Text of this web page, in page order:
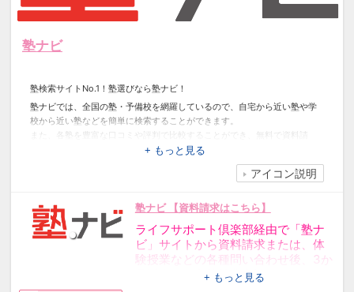
塾ナビ
塾検索サイトNo.1！塾選びなら塾ナビ！
塾ナビでは、全国の塾・予備校を網羅しているので、自宅から近い塾や学
校から近い塾などを簡単に検索することができます。
また、各塾を豊富な口コミや評判で比較することができ、無料で資料請
求・電話問い合わせができます。
「塾に通いたいが、どの塾にしてよいか分からない」そのような悩みを解
+ もっと見る
アイコン説明
塾ナビ 【資料請求はこちら】
ライフサポート倶楽部経由で「塾ナ
ビ」サイトから資料請求または、体
験授業などの各種問い合わせ後、3か
月以内でに入塾特典申請いただいた
+ もっと見る